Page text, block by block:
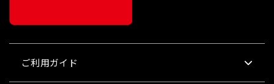
ご利用ガイド